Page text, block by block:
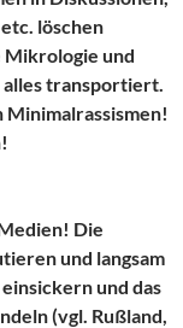
löschen
Mikrologie und
alles transportiert.
Minimalrassismen!
Die
und langsam
und das
(vgl. Rußland,